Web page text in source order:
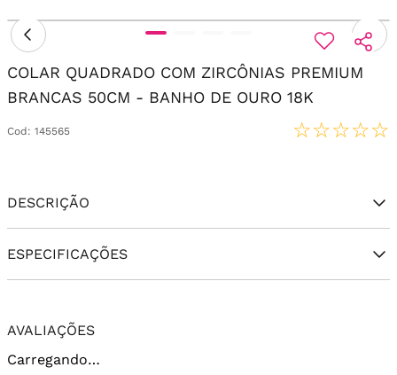
COLAR QUADRADO COM ZIRCÔNIAS PREMIUM
BRANCAS 50CM - BANHO DE OURO 18K
Cod : 145565 ☆☆☆☆☆
DESCRIÇÃO
ESPECIFICAÇÕES
AVALIAÇÕES
Carregando…